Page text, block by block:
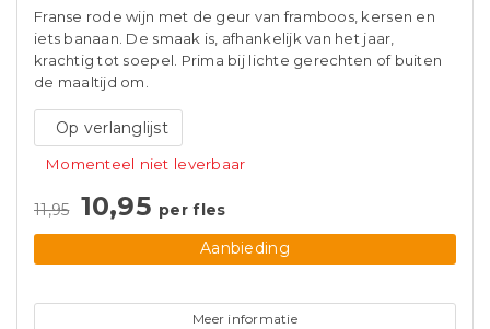
Franse rode wijn met de geur van framboos, kersen en
iets banaan. De smaak is, afhankelijk van het jaar,
krachtig tot soepel. Prima bij lichte gerechten of buiten
de maaltijd om.
Op verlanglijst
Momenteel niet leverbaar
11,95 10,95 per fles
Aanbieding
Meer informatie